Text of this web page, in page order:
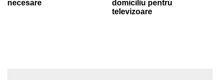
necesare
domiciliu pentru
televizoare